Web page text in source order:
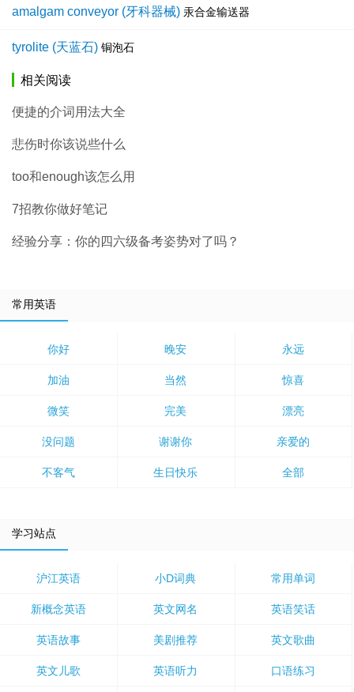
amalgam conveyor (牙科器械) 汞合金输送器
tyrolite (天蓝石) 铜泡石
相关阅读
便捷的介词用法大全
悲伤时你该说些什么
too和enough该怎么用
7招教你做好笔记
经验分享：你的四六级备考姿势对了吗？
常用英语
你好 晚安 永远
加油 当然 惊喜
微笑 完美 漂亮
没问题 谢谢你 亲爱的
不客气 生日快乐 全部
学习站点
沪江英语 小D词典 常用单词
新概念英语 英文网名 英语笑话
英语故事 美剧推荐 英文歌曲
英文儿歌 英语听力 口语练习